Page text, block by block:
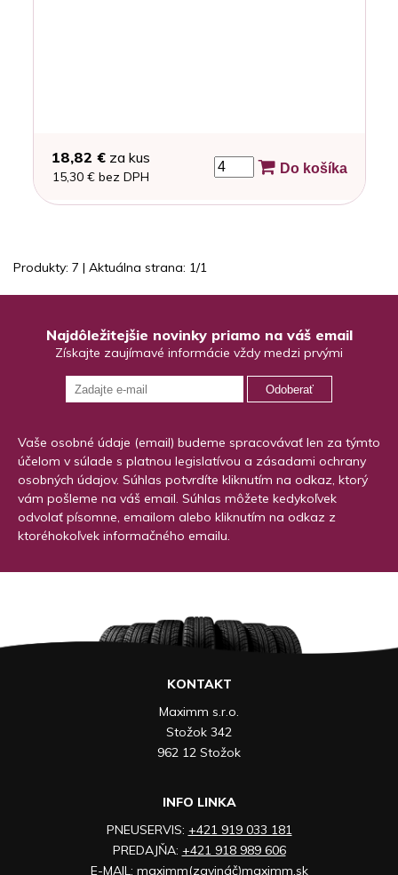
18,82 €za kus
15,30 € bez DPH
Do košíka
Produkty: 7 | Aktuálna strana: 1/1
Najdôležitejšie novinky priamo na váš email
Získajte zaujímavé informácie vždy medzi prvými
Odoberať
Vaše osobné údaje (email) budeme spracovávať len za týmto
účelom v súlade s platnou legislatívou a zásadami ochrany
osobných údajov. Súhlas potvrdíte kliknutím na odkaz, ktorý
vám pošleme na váš email. Súhlas môžete kedykoľvek
odvolať písomne, emailom alebo kliknutím na odkaz z
ktoréhokoľvek informačného emailu.
KONTAKT
Maximm s.r.o.
Stožok 342
962 12 Stožok
INFO LINKA
PNEUSERVIS: +421 919 033 181
PREDAJŇA: +421 918 989 606
E-MAIL: maximm(zavináč)maximm.sk